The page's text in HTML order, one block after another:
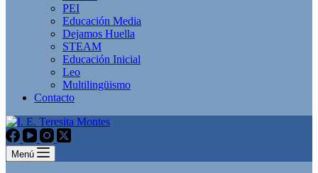
PEI
Educación Media
Dejamos Huella
STEAM
Educación Inicial
Leo
Multilingüismo
Contacto
Menú